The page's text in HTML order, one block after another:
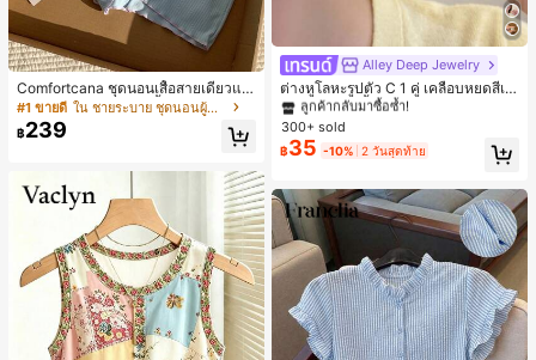
Comfortcana ชุดนอนเสื้อสายเดี่ยวแต่
งระบายและกางเกงขาสั้นสำหรับผู้หญิง
#1 ขายดี ใน ชายระบาย ชุดนอนผู้หญิง
฿239
Alley Deep Jewelry
ต่างหูโลหะรูปตัว C 1 คู่ เคลือบหยดสีเห
ลือง ลายจุดสีน้ำเงิน สไตล์ยุโรปและอเม
ริกัน แฟชั่นส่วนตัว หวานและสง่างาม
สำหรับผู้หญิงและเด็กหญิง สำหรับการเ
ดินทาง งานแต่งงาน ปาร์ตี้ วันเกิด ของ
#1 ขายดี ใน โบโฮ ต่างหูผู้หญิง
ลูกค้ากลับมาซื้อซ้ำ!
เกือบหมดแล้ว!
#1 ขายดี ใน โบโฮ ต่างหูผู้หญิง
ลูกค้ากลับมาซื้อซ้ำ!
เกือบหมดแล้ว!
#1 ขายดี ใน โบโฮ ต่างหูผู้หญิง
ลูกค้ากลับมาซื้อซ้ำ!
เกือบหมดแล้ว!
#1 ขายดี ใน โบโฮ ต่างหูผู้หญิง
เกือบหมดแล้ว!
300+ sold
฿35 -10% 2 วันสุดท้าย